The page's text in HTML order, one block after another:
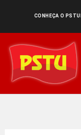
conteúdo
CONHEÇA O PSTU